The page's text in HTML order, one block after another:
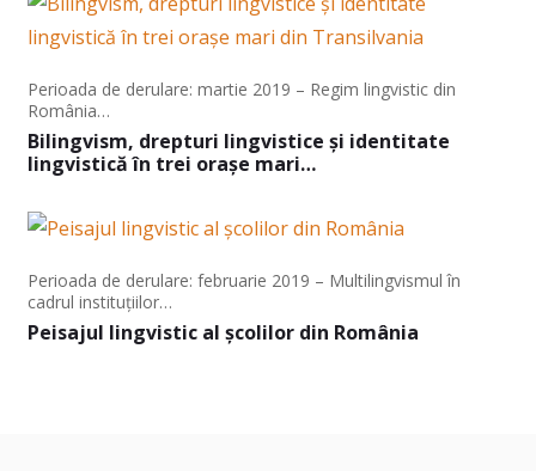
Bilingvism, drepturi lingvistice și identitate
lingvistică în trei orașe mari…
Perioada de derulare: martie 2019 – Regim lingvistic din
România…
Peisajul lingvistic al școlilor din România
Perioada de derulare: februarie 2019 – Multilingvismul în
cadrul instituțiilor…